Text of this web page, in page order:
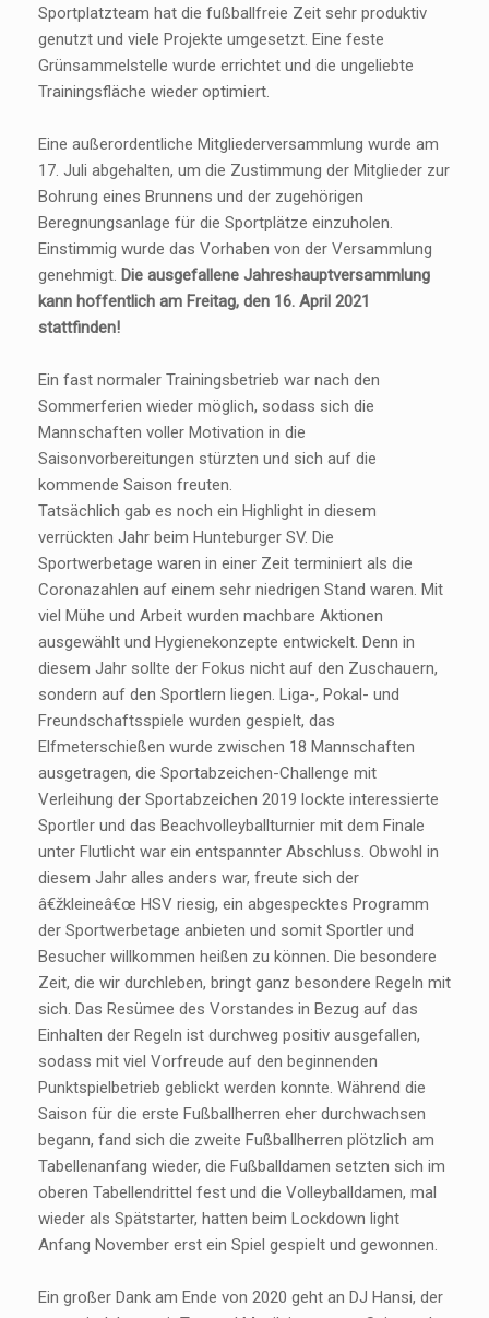
Sportplatzteam hat die fußballfreie Zeit sehr produktiv
genutzt und viele Projekte umgesetzt. Eine feste
Grünsammelstelle wurde errichtet und die ungeliebte
Trainingsfläche wieder optimiert.
Eine außerordentliche Mitgliederversammlung wurde am
17. Juli abgehalten, um die Zustimmung der Mitglieder zur
Bohrung eines Brunnens und der zugehörigen
Beregnungsanlage für die Sportplätze einzuholen.
Einstimmig wurde das Vorhaben von der Versammlung
genehmigt. Die ausgefallene Jahreshauptversammlung
kann hoffentlich am Freitag, den 16. April 2021
stattfinden!
Ein fast normaler Trainingsbetrieb war nach den
Sommerferien wieder möglich, sodass sich die
Mannschaften voller Motivation in die
Saisonvorbereitungen stürzten und sich auf die
kommende Saison freuten.
Tatsächlich gab es noch ein Highlight in diesem
verrückten Jahr beim Hunteburger SV. Die
Sportwerbetage waren in einer Zeit terminiert als die
Coronazahlen auf einem sehr niedrigen Stand waren. Mit
viel Mühe und Arbeit wurden machbare Aktionen
ausgewählt und Hygienekonzepte entwickelt. Denn in
diesem Jahr sollte der Fokus nicht auf den Zuschauern,
sondern auf den Sportlern liegen. Liga-, Pokal- und
Freundschaftsspiele wurden gespielt, das
Elfmeterschießen wurde zwischen 18 Mannschaften
ausgetragen, die Sportabzeichen-Challenge mit
Verleihung der Sportabzeichen 2019 lockte interessierte
Sportler und das Beachvolleyballturnier mit dem Finale
unter Flutlicht war ein entspannter Abschluss. Obwohl in
diesem Jahr alles anders war, freute sich der
â€žkleineâ€œ HSV riesig, ein abgespecktes Programm
der Sportwerbetage anbieten und somit Sportler und
Besucher willkommen heißen zu können. Die besondere
Zeit, die wir durchleben, bringt ganz besondere Regeln mit
sich. Das Resümee des Vorstandes in Bezug auf das
Einhalten der Regeln ist durchweg positiv ausgefallen,
sodass mit viel Vorfreude auf den beginnenden
Punktspielbetrieb geblickt werden konnte. Während die
Saison für die erste Fußballherren eher durchwachsen
begann, fand sich die zweite Fußballherren plötzlich am
Tabellenanfang wieder, die Fußballdamen setzten sich im
oberen Tabellendrittel fest und die Volleyballdamen, mal
wieder als Spätstarter, hatten beim Lockdown light
Anfang November erst ein Spiel gespielt und gewonnen.
Ein großer Dank am Ende von 2020 geht an DJ Hansi, der